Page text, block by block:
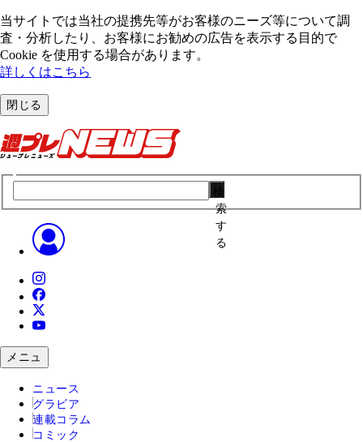
当サイトでは当社の提携先等がお客様のニーズ等について調
査・分析したり、お客様にお勧めの広告を表⽰する⽬的で
Cookie を使⽤する場合があります。
詳しくはこちら
閉じる
索
す
る
メニュ
ニュース
グラビア
連載コラム
コミック